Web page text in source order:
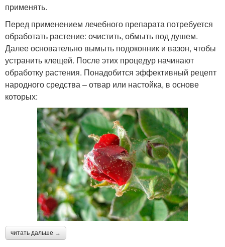
применять.
Перед применением лечебного препарата потребуется
обработать растение: очистить, обмыть под душем.
Далее основательно вымыть подоконник и вазон, чтобы
устранить клещей. После этих процедур начинают
обработку растения. Понадобится эффективный рецепт
народного средства – отвар или настойка, в основе
которых:
читать дальше →